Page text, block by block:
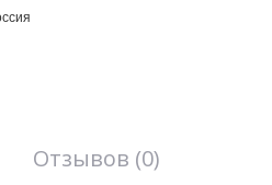
Отзывов (0)